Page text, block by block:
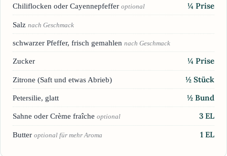
Chiliflocken oder Cayennepfeffer optional ¼ Prise
Salz nach Geschmack
schwarzer Pfeffer, frisch gemahlen nach Geschmack
Zucker ¼ Prise
Zitrone (Saft und etwas Abrieb) ½ Stück
Petersilie, glatt ½ Bund
Sahne oder Crème fraîche optional 3 EL
Butter optional für mehr Aroma 1 EL